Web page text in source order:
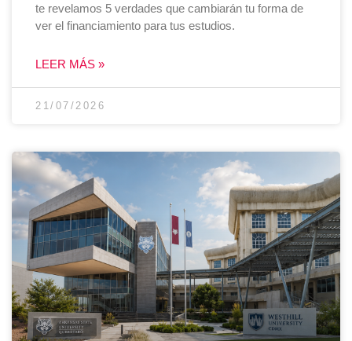
te revelamos 5 verdades que cambiarán tu forma de
ver el financiamiento para tus estudios.
LEER MÁS »
21/07/2026